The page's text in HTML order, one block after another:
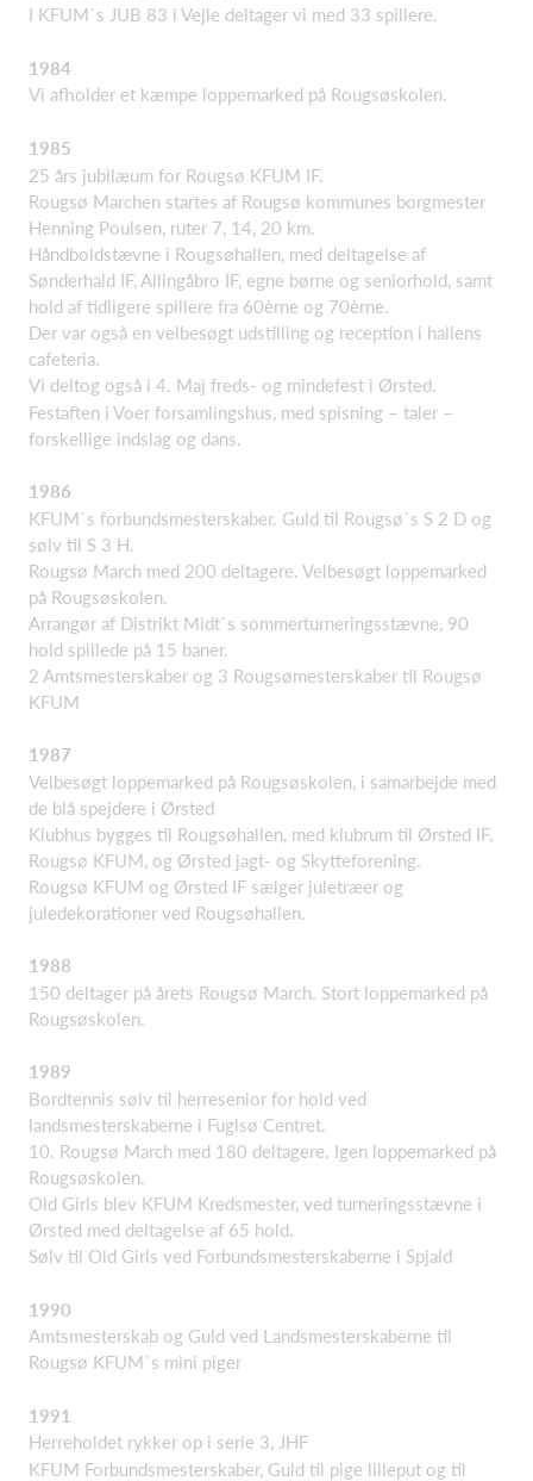
I KFUM`s JUB 83 i Vejle deltager vi med 33 spillere.
1984
Vi afholder et kæmpe loppemarked på Rougsøskolen.
1985
25 års jubilæum for Rougsø KFUM IF.
Rougsø Marchen startes af Rougsø kommunes borgmester
Henning Poulsen, ruter 7, 14, 20 km.
Håndboldstævne i Rougsøhallen, med deltagelse af
Sønderhald IF, Allingåbro IF, egne børne og seniorhold, samt
hold af tidligere spillere fra 60èrne og 70èrne.
Der var også en velbesøgt udstilling og reception i hallens
cafeteria.
Vi deltog også i 4. Maj freds- og mindefest i Ørsted.
Festaften i Voer forsamlingshus, med spisning – taler –
forskellige indslag og dans.
1986
KFUM`s forbundsmesterskaber. Guld til Rougsø`s S 2 D og
sølv til S 3 H.
Rougsø March med 200 deltagere. Velbesøgt loppemarked
på Rougsøskolen.
Arrangør af Distrikt Midt`s sommerturneringsstævne, 90
hold spillede på 15 baner.
2 Amtsmesterskaber og 3 Rougsømesterskaber til Rougsø
KFUM
1987
Velbesøgt loppemarked på Rougsøskolen, i samarbejde med
de blå spejdere i Ørsted
Klubhus bygges til Rougsøhallen, med klubrum til Ørsted IF,
Rougsø KFUM, og Ørsted jagt- og Skytteforening.
Rougsø KFUM og Ørsted IF sælger juletræer og
juledekorationer ved Rougsøhallen.
1988
150 deltager på årets Rougsø March. Stort loppemarked på
Rougsøskolen.
1989
Bordtennis sølv til herresenior for hold ved
landsmesterskaberne i Fuglsø Centret.
10. Rougsø March med 180 deltagere. Igen loppemarked på
Rougsøskolen.
Old Girls blev KFUM Kredsmester, ved turneringsstævne i
Ørsted med deltagelse af 65 hold.
Sølv til Old Girls ved Forbundsmesterskaberne i Spjald
1990
Amtsmesterskab og Guld ved Landsmesterskaberne til
Rougsø KFUM`s mini piger
1991
Herreholdet rykker op i serie 3, JHF
KFUM Forbundsmesterskaber, Guld til pige lilleput og til